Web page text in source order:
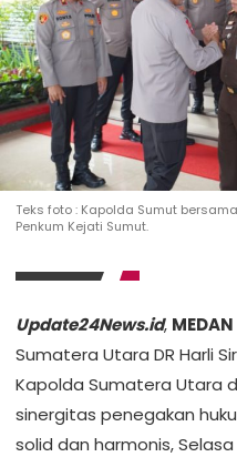
‎Teks foto : Kapolda Sumut
Penkum Kejati Sumut.
Update24News.id, MEDAN
Sumatera Utara DR Harli
Kapolda Sumatera Utara
sinergitas penegakan
solid dan harmonis,